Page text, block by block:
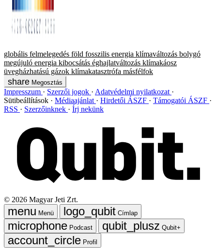
globális felmelegedés föld fosszilis energia klímaváltozás bolygó
megújuló energia kibocsátás éghajlatváltozás klímakáosz
üvegházhatású gázok klímakatasztrófa másfélfok
Megosztás
Impresszum Szerzői jogok
Adatvédelmi nyilatkozat
Sütibeállítások
Médiaajánlat Hirdetői ÁSZF
Támogatói ÁSZF
RSS
Szerzőinknek Írj nekünk
© 2026 Magyar Jeti Zrt.
Menü
Címlap
Podcast
Qubit+
Profil